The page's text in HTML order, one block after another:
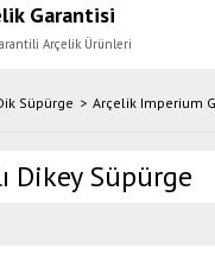
Garantisi
Arçelik Ürünleri
Süpürge Arçelik Imperium
Dikey Süpürge